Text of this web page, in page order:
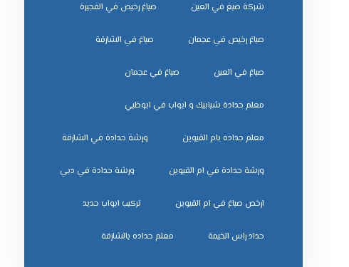
شركة صبغ في العين صباغ رخيص في الفجيرة
صباغ رخيص في عجمان صباغ في الشارقة
صباغ في العين صباغ في عجمان
معلم حدادة شبابيك و ابواب في ابوظبي
معلم حداده بام القيوين ورشة حدادة في الشارقة
ورشة حدادة في ام القيوين ورشة حدادة في دبي
ﺗﺮﻛﻴﺐ اﺑﻮاب ﺣﺪﻳﺪ
ﺣﺪاد راس اﻟﺨﻴﻤﺔ ﻣﻌﻠﻢ ﺣﺪاده ﺑﺎﻟﺸﺎرﻗﺔ